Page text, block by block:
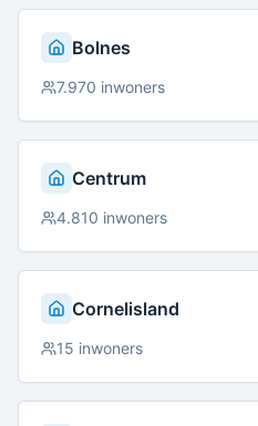
Bolnes
7.970 inwoners
Centrum
4.810 inwoners
Cornelisland
15 inwoners